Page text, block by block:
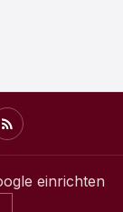
einrichten